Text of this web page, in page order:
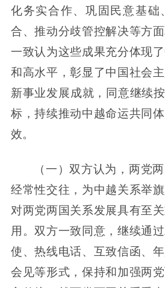
化务实合作、巩固民意基础
合、推动分歧管控解决等方
一致认为这些成果充分体现
和高水平，彰显了中国社会
新事业发展成就，同意继续
标，持续推动中越命运共同
效。
（一）双方认为，两党
经常性交往，为中越关系举
对两党两国关系发展具有至
用。双方一致同意，继续通
使、热线电话、互致信函、
会见等形式，保持和加强两